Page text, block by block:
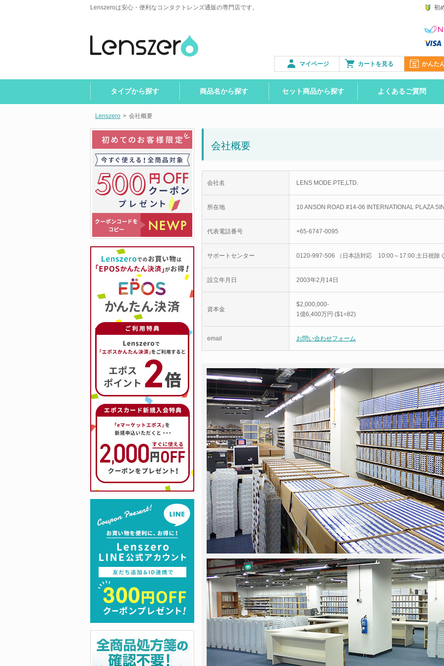
Lenszeroは安心・便利なコンタクトレンズ通販の専門店です。 初
かんた
カートを見る
マイページ
タイプから探す 商品名から探す セット商品から探す よくあるご質問
Lenszero > 会社概要
会社概要
会社名 LENS MODE PTE,LTD.
所在地 10 ANSON ROAD #14-06 INTERNATIONAL PLAZA
代表電話番号 +65-6747-0095
サポートセンター 0120-997-506 （日本語対応 10:00～17:00 土日祝除
設立年月日 2003年2月14日
資本金
$2,000,000-
1億6,400万円 ($1=82)
email お問い合わせフォーム